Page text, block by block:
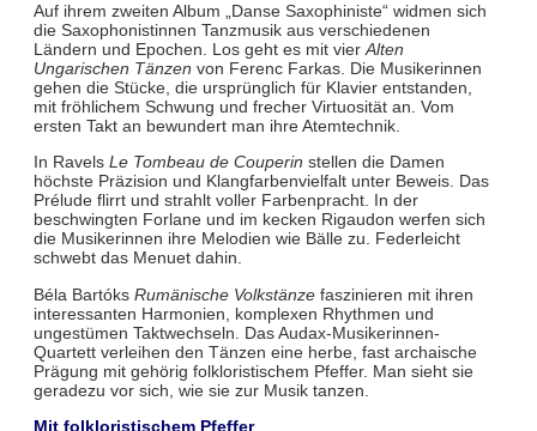
Auf ihrem zweiten Album „Danse Saxophiniste“ widmen sich
die Saxophonistinnen Tanzmusik aus verschiedenen
Ländern und Epochen. Los geht es mit vier Alten
Ungarischen Tänzen von Ferenc Farkas. Die Musikerinnen
gehen die Stücke, die ursprünglich für Klavier entstanden,
mit fröhlichem Schwung und frecher Virtuosität an. Vom
ersten Takt an bewundert man ihre Atemtechnik.
In Ravels Le Tombeau de Couperin stellen die Damen
höchste Präzision und Klangfarbenvielfalt unter Beweis. Das
Prélude flirrt und strahlt voller Farbenpracht. In der
beschwingten Forlane und im kecken Rigaudon werfen sich
die Musikerinnen ihre Melodien wie Bälle zu. Federleicht
schwebt das Menuet dahin.
Béla Bartóks Rumänische Volkstänzefaszinieren mit ihren
interessanten Harmonien, komplexen Rhythmen und
ungestümen Taktwechseln. Das Audax-Musikerinnen-
Quartett verleihen den Tänzen eine herbe, fast archaische
Prägung mit gehörig folkloristischem Pfeffer. Man sieht sie
geradezu vor sich, wie sie zur Musik tanzen.
Mit folkloristischem Pfeffer